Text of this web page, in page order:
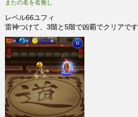
またの名を名無し
レベル66ユフィ
雷神つけて、3階と5階で凶覇でクリアです